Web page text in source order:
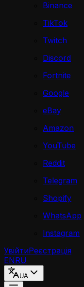
Binance
TikTok
Twitch
Discord
Fortnite
Google
eBay
Amazon
YouTube
Reddit
Telegram
Shopify
WhatsApp
Instagram
УвійтиРеєстрація
ENRU
UA